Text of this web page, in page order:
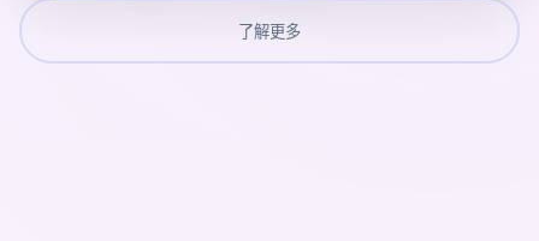
了解更多